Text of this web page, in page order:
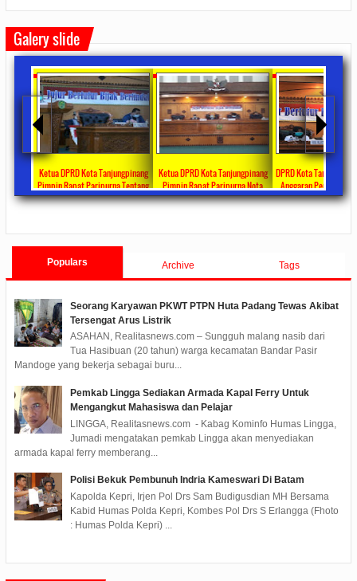
Galery slide
Ketua DPRD Kota Tanjungpinang
Pimpin Rapat Paripurna Tentang
Pandangan Umum Fraksi-
2020/05/080 Comments
Ketua DPRD Kota Tanjungpinang
Pimpin Rapat Paripurna Nota
Pengantar LKPJ Walikota
2020/04/300 Comments
DPRD Kota Tanjungpinang Sahkan
Anggaran Penanganan Covid-19
Tahun 2020 Sebesar Rp 31,4 Miliar
2020/04/280 Comments
Populars Archive Tags
Seorang Karyawan PKWT PTPN Huta Padang Tewas Akibat
Tersengat Arus Listrik
ASAHAN, Realitasnews.com – Sungguh malang nasib dari
Tua Hasibuan (20 tahun) warga kecamatan Bandar Pasir
Mandoge yang bekerja sebagai buru...
Pemkab Lingga Sediakan Armada Kapal Ferry Untuk
Mengangkut Mahasiswa dan Pelajar
LINGGA, Realitasnews.com - Kabag Kominfo Humas Lingga,
Jumadi mengatakan pemkab Lingga akan menyediakan
armada kapal ferry memberang...
Polisi Bekuk Pembunuh Indria Kameswari Di Batam
Kapolda Kepri, Irjen Pol Drs Sam Budigusdian MH Bersama
Kabid Humas Polda Kepri, Kombes Pol Drs S Erlangga (Fhoto
: Humas Polda Kepri) ...